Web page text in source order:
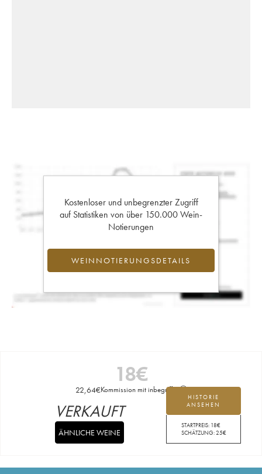
Kostenloser und unbegrenzter Zugriff
auf Statistiken von über 150.000 Wein-
Notierungen
WEINNOTIERUNGSDETAILS
18€
22,64€Kommission mit inbegriffen
HISTORIE
ANSEHEN
STARTPREIS: 18€
SCHÄTZUNG:25€
VERKAUFT
ÄHNLICHE WEINE